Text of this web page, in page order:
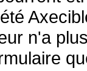
n'a